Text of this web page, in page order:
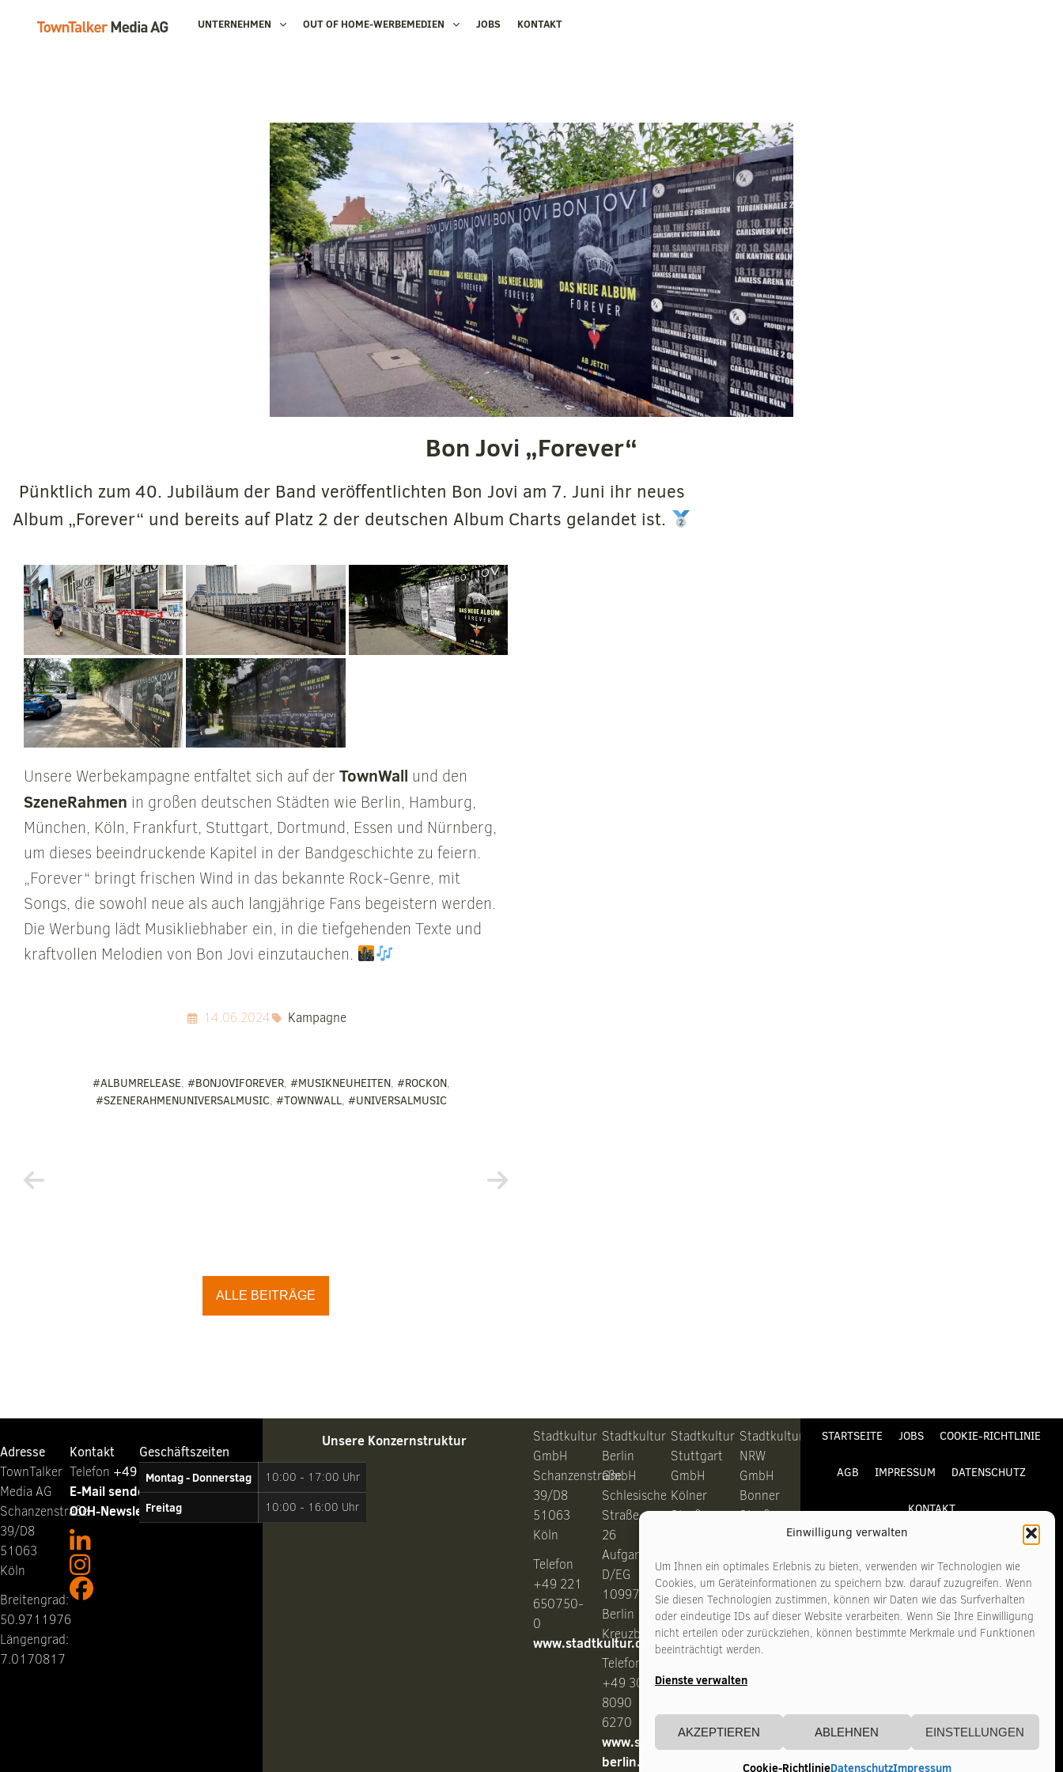
Einwilligung verwalten
Um Ihnen ein optimales Erlebnis zu bieten, verwenden wir Technologien wie
Cookies, um Geräteinformationen zu speichern bzw. darauf zuzugreifen. Wenn
Sie diesen Technologien zustimmen, können wir Daten wie das Surfverhalten
oder eindeutige IDs auf dieser Website verarbeiten. Wenn Sie Ihre Einwilligung
nicht erteilen oder zurückziehen, können bestimmte Merkmale und Funktionen
beeinträchtigt werden.
Dienste verwalten
AKZEPTIEREN ABLEHNEN EINSTELLUNGEN
Cookie-RichtlinieDatenschutzImpressum
UNTERNEHMEN OUT OF HOME-WERBEMEDIEN JOBS KONTAKT
Bon Jovi „Forever“
Pünktlich zum 40. Jubiläum der Band veröffentlichten Bon Jovi am 7. Juni ihr neues
Album „Forever“ und bereits auf Platz 2 der deutschen Album Charts gelandet ist.
Unsere Werbekampagne entfaltet sich auf der TownWall und den
SzeneRahmen in großen deutschen Städten wie Berlin, Hamburg,
München, Köln, Frankfurt, Stuttgart, Dortmund, Essen und Nürnberg,
um dieses beeindruckende Kapitel in der Bandgeschichte zu feiern.
„Forever“ bringt frischen Wind in das bekannte Rock-Genre, mit
Songs, die sowohl neue als auch langjährige Fans begeistern werden.
Die Werbung lädt Musikliebhaber ein, in die tiefgehenden Texte und
kraftvollen Melodien von Bon Jovi einzutauchen.
14.06.2024 Kampagne
#ALBUMRELEASE,#BONJOVIFOREVER,#MUSIKNEUHEITEN,#ROCKON,
#SZENERAHMENUNIVERSALMUSIC,#TOWNWALL,#UNIVERSALMUSIC
ALLE BEITRÄGE
Adresse
TownTalker
Media AG
Schanzenstraße
39/D8
51063
Köln
Breitengrad:
50.9711976
Längengrad:
7.0170817
Kontakt
Telefon ‭ +49 221 65064-0
E-Mail senden
OOH-Newsletter abonnieren
Geschäftszeiten
Montag - Donnerstag
10:00 - 17:00 Uhr
Freitag 10:00 - 16:00 Uhr
Unsere Konzernstruktur
Stadtkultur
GmbH
Schanzenstraße
39/D8
51063
Köln
Telefon
+49 221
650750-
0
www.stadtkultur.de
Stadtkultur
Berlin
GmbH
Schlesische
Straße
26
Aufgang
D/EG
10997
Berlin
Kreuzberg
Telefon
+49 30
8090
6270
www.stadtkultur-
berlin.de
Stadtkultur
Stuttgart
GmbH
Kölner
Straße
Stuttgart
Telefon
+49 711
www.stadtkultur-
Stadtkultur
NRW
GmbH
Bonner
Straße
311-313
Köln
Telefon
+49 221
www.stadtkultur-
STARTSEITE JOBS COOKIE-RICHTLINIE
AGB IMPRESSUM DATENSCHUTZ
KONTAKT